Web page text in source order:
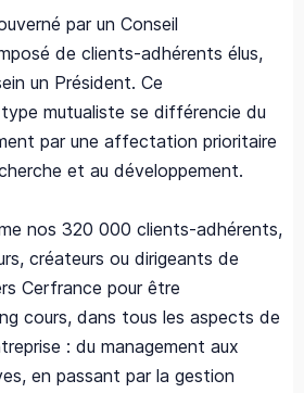
par un Conseil
de clients-adhérents élus,
un Président. Ce
mutualiste se différencie du
par une affectation prioritaire
et au développement.
nos 320 000 clients-adhérents,
créateurs ou dirigeants de
Cerfrance pour être
cours, dans tous les aspects de
: du management aux
en passant par la gestion